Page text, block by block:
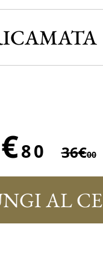
80 36€00
AL